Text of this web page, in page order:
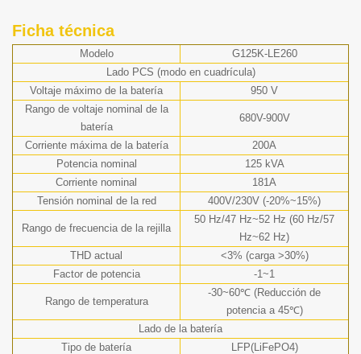
Ficha técnica
Modelo
G125K-LE260
Lado PCS (modo en cuadrícula)
Voltaje máximo de la batería
950 V
Rango de voltaje nominal de la
batería
680V-900V
Corriente máxima de la batería
200A
Potencia nominal
125 kVA
Corriente nominal
181A
Tensión nominal de la red
400V/230V (-20%~15%)
Rango de frecuencia de la rejilla
50 Hz/47 Hz~52 Hz (60 Hz/57
Hz~62 Hz)
THD actual
<3% (carga >30%)
Factor de potencia
-1~1
Rango de temperatura
-30~60℃ (Reducción de
potencia a 45℃)
Lado de la batería
Tipo de batería
LFP(LiFePO4)